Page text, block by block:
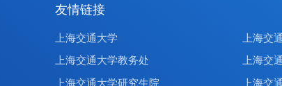
友情链接
上海交通大学
上海交通大学教务处
上海交通大学研究生院
上海交
上海交
上海交